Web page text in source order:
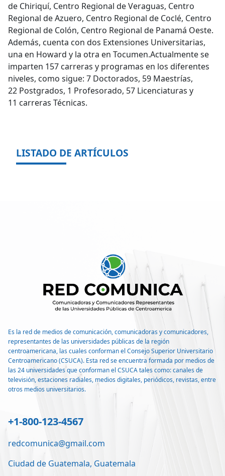
de Chiriquí, Centro Regional de Veraguas, Centro
Regional de Azuero, Centro Regional de Coclé, Centro
Regional de Colón, Centro Regional de Panamá Oeste.
Además, cuenta con dos Extensiones Universitarias,
una en Howard y la otra en Tocumen.Actualmente se
imparten 157 carreras y programas en los diferentes
niveles, como sigue: 7 Doctorados, 59 Maestrías,
22 Postgrados, 1 Profesorado, 57 Licenciaturas y
11 carreras Técnicas.
LISTADO DE ARTÍCULOS
Es la red de medios de comunicación, comunicadoras y comunicadores,
representantes de las universidades públicas de la región
centroamericana, las cuales conforman el Consejo Superior Universitario
Centroamericano (CSUCA). Esta red se encuentra formada por medios de
las 24 universidades que conforman el CSUCA tales como: canales de
televisión, estaciones radiales, medios digitales, periódicos, revistas, entre
otros medios universitarios.
+1-800-123-4567
redcomunica@gmail.com
Ciudad de Guatemala, Guatemala